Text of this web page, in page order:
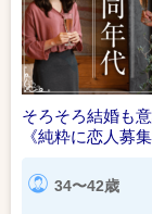
そろそろ結婚も
《純粋に恋人募
34〜42歳